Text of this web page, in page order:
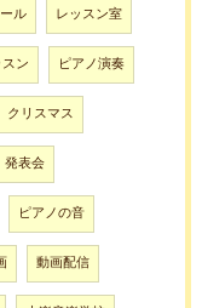
ル レッスン室
ン ピアノ演奏
クリスマス
発表会
ピアノの音
動画配信